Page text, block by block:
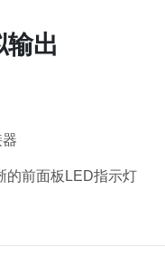
出
的前面板LED指示灯